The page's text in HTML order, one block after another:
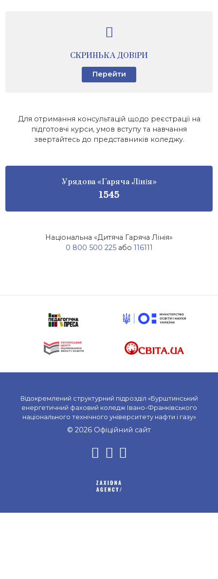
СКРИНЬКА ДОВІРИ
Перейти
Для отримання консультацій щодо реєстрації на
підготовчі курси, умов вступу та навчання
звертайтесь до представників коледжу.
Урядова «Гаряча Лінія»
1545
Національна «Дитяча Гаряча Лінія»
0 800 500 225або 116111
Відокремлений структурний підрозділ «Бурштинський
енергетичний фаховий коледж Івано-Франківського
національного технічного університету нафти і газу»
© 2026 Офіційний сайт